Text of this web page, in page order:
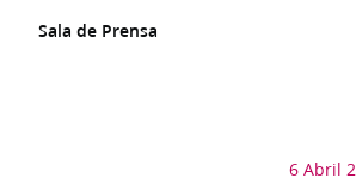
Sala de Prensa
6 Abril